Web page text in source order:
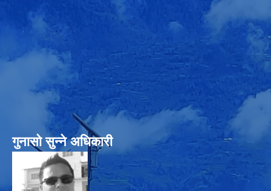
गुनासो सुन्‍ने अधिकारी